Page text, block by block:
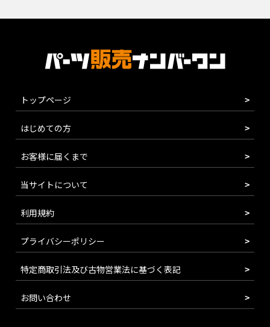
トップページ
はじめての方
お客様に届くまで
当サイトについて
利用規約
プライバシーポリシー
特定商取引法及び古物営業法に基づく表記
お問い合わせ